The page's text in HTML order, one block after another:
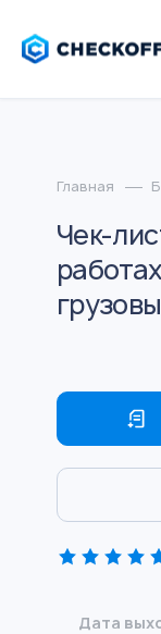
Главная
Чек-
Дата